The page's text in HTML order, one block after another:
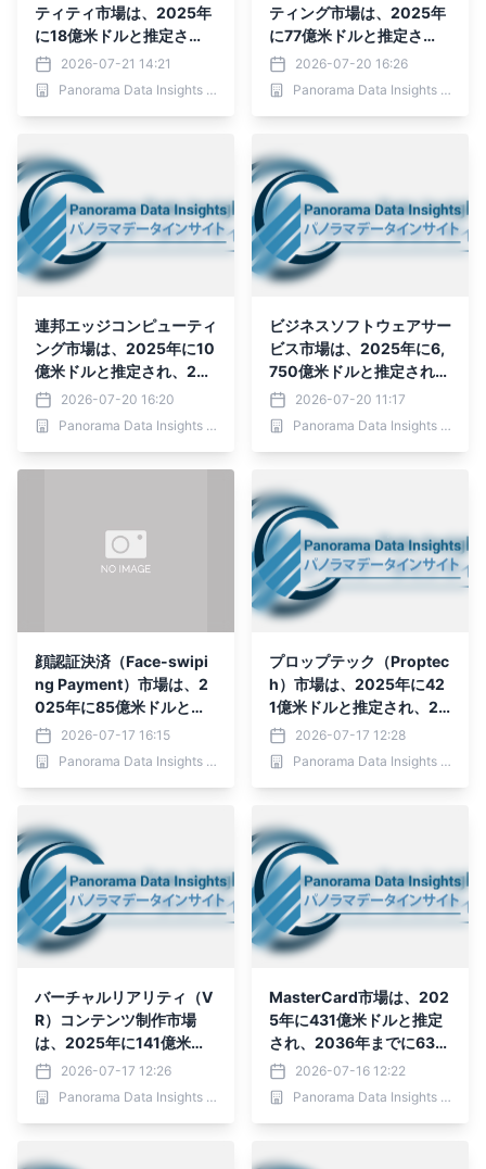
ティティ市場は、2025年
に18億米ドルと推定さ
れ、2036年までに126億
6,000万米ドルに達する
と予測されており、予測期
2026-07-21 14:21
Panorama Data Insights Ltd.
ティング市場は、2025年
に77億米ドルと推定さ
れ、2036年までに502億
米ドルに達すると予測され
ており、予測期間（2026
2026-07-20 16:26
Panorama Data Insights Ltd.
連邦エッジコンピューティ
ング市場は、2025年に10
億米ドルと推定され、203
6年までに30.07億米ドル
に達すると予測されてお
り、予測期間（2026年～
2026-07-20 16:20
Panorama Data Insights Ltd.
ビジネスソフトウェアサー
ビス市場は、2025年に6,
750億米ドルと推定され、
2036年までに2兆4,901.5
億米ドルに達すると予測さ
れており、予測期間（202
2026-07-20 11:17
Panorama Data Insights Ltd.
顔認証決済（Face-swipi
ng Payment）市場は、2
025年に85億米ドルと推
定され、2036年までに65
5.1億米ドルに達すると予
測されており、予測期間
2026-07-17 16:15
Panorama Data Insights Ltd.
プロップテック（Proptec
h）市場は、2025年に42
1億米ドルと推定され、20
36年までに2,237.5億米ド
ルに達すると予測されてお
り、予測期間（2026年～
2026-07-17 12:28
Panorama Data Insights Ltd.
バーチャルリアリティ（V
R）コンテンツ制作市場
は、2025年に141億米ド
ルと推定され、2036年ま
でに515.1億米ドルに達す
ると予測されています。予
年）における年平均成長率
2026-07-17 12:26
Panorama Data Insights Ltd.
MasterCard市場は、202
5年に431億米ドルと推定
され、2036年までに636
億米ドルに達すると予測さ
れており、予測期間（202
6年～2036年）において
6％で成長すると見込まれ
2026-07-16 12:22
Panorama Data Insights Ltd.